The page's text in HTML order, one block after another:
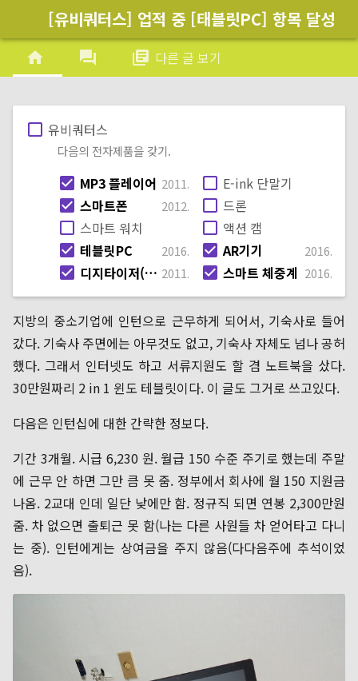
[유비쿼터스] 업적 중 [태블릿PC] 항목 달성
home forum library_books 다른 글 보기
check_box_outline_blank 유비쿼터스
다음의 전자제품을 갖기.
check_box MP3 플레이어 2011.
check_box 스마트폰 2012.
check_box_outline_blank 스마트 워치
check_box 테블릿PC 2016.
check_box 디지타이저(그래픽 태블릿)
2011.
check_box_outline_blank E-ink 단말기
check_box_outline_blank 드론
check_box_outline_blank 액션 캠
check_box AR기기 2016.
check_box 스마트 체중계 2016.
이제 양손이 다 찍히는군
지방의 중소기업에 인턴으로 근무하게 되어서, 기숙사로 들어
갔다. 기숙사 주면에는 아무것도 없고, 기숙사 자체도 넘나 공허
했다. 그래서 인터넷도 하고 서류지원도 할 겸 노트북을 샀다.
30만원짜리 2 in 1 윈도 테블릿이다. 이 글도 그거로 쓰고있다.
다음은 인턴십에 대한 간략한 정보다.
기간 3개월. 시급 6,230 원. 월급 150 수준 주기로 했는데 주말
에 근무 안 하면 그만 큼 못 줌. 정부에서 회사에 월 150 지원금
나옴. 2교대 인데 일단 낮에만 함. 정규직 되면 연봉 2,300만원
줌. 차 없으면 출퇴근 못 함(나는 다른 사원들 차 얻어타고 다니
는 중). 인턴에게는 상여금을 주지 않음(다다음주에 추석이었
음).